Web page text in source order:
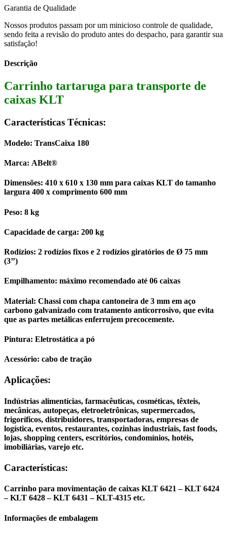
Garantia de Qualidade
Nossos produtos passam por um minicioso controle de qualidade,
sendo feita a revisão do produto antes do despacho, para garantir sua
satisfação!
Descrição
Carrinho tartaruga para transporte de
caixas KLT
Características Técnicas:
Modelo: TransCaixa 180
Marca: ABelt®
Dimensões: 410 x 610 x 130 mm para caixas KLT do tamanho
largura 400 x comprimento 600 mm
Peso: 8 kg
Capacidade de carga: 200 kg
Rodízios: 2 rodízios fixos e 2 rodízios giratórios de Ø 75 mm
(3’’)
Empilhamento: máximo recomendado até 06 caixas
Material: Chassi com chapa cantoneira de 3 mm em aço
carbono galvanizado com tratamento anticorrosivo, que evita
que as partes metálicas enferrujem precocemente.
Pintura: Eletrostática a pó
Acessório: cabo de tração
Aplicações:
Indústrias alimentícias, farmacêuticas, cosméticas, têxteis,
mecânicas, autopeças, eletroeletrônicas, supermercados,
frigoríficos, distribuidores, transportadoras, empresas de
logística, eventos, restaurantes, cozinhas industriais, fast foods,
lojas, shopping centers, escritórios, condomínios, hotéis,
imobiliárias, varejo etc.
Características:
Carrinho para movimentação de caixas KLT 6421 – KLT 6424
– KLT 6428 – KLT 6431 – KLT-4315 etc.
Informações de embalagem